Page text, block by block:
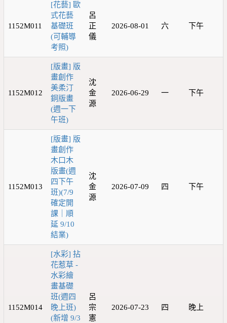
1152M011
[花藝] 歐
式花藝
基礎班
(可輔導
考照)
呂
正
儀
2026-08-01 六 下午
1152M012
[版畫] 版
畫創作
美柔汀
銅版畫
(週一下
午班)
沈
金
源
2026-06-29 一 下午
1152M013
[版畫] 版
畫創作
木口木
版畫(週
四下午
班)(7/9
確定開
課｜順
延 9/10
結業)
沈
金
源
2026-07-09 四 下午
1152M014
[水彩] 拈
花惹草 -
水彩繪
畫基礎
班(週四
晚上班)
(新增 9/3
呂
宗
憲
2026-07-23 四 晚上